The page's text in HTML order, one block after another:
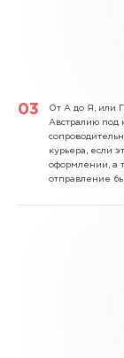
От А до Я, или
Австралию под
курьера, если
оформлении, а
отправление